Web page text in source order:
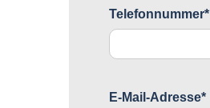
Telefonnummer*
E-Mail-Adresse*